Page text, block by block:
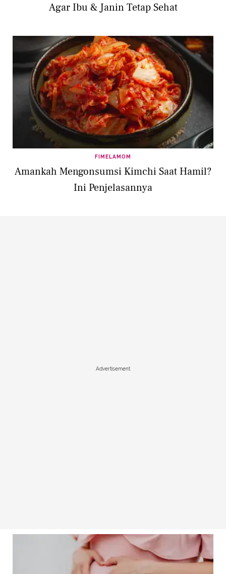
Agar Ibu & Janin Tetap Sehat
FIMELAMOM
Amankah Mengonsumsi Kimchi Saat Hamil?
Ini Penjelasannya
Advertisement